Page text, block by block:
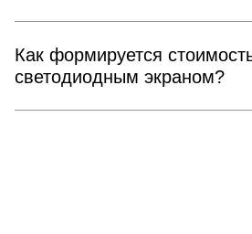
Как формируется
светодиодным экраном?